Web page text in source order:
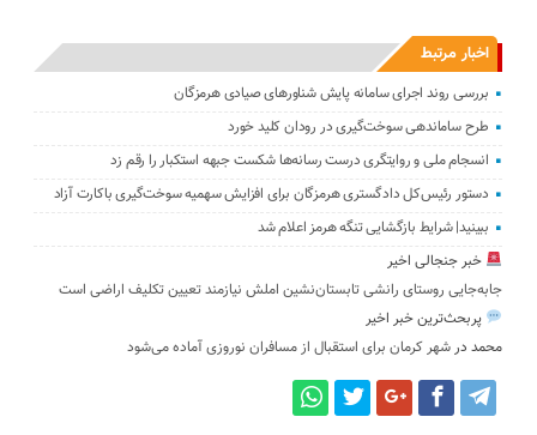
اخبار مرتبط
بررسی روند اجرای سامانه پایش شناورهای صیادی هرمزگان
طرح ساماندهی سوخت‌گیری در رودان کلید خورد
انسجام ملی و روایتگری درست رسانه‌ها شکست جبهه استکبار را رقم زد
دستور رئیس‌کل دادگستری هرمزگان برای افزایش سهمیه سوخت‌گیری باکارت آزاد
ببینید| شرایط بازگشایی تنگه هرمز اعلام شد
خبر جنجالی اخیر
جابه‌جایی روستای رانشی تابستان‌نشین املش نیازمند تعیین تکلیف اراضی است
پربحث‌ترین خبر اخیر
محمد درشهر کرمان برای استقبال از مسافران نوروزی آماده می‌شود